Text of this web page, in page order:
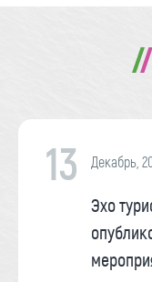
13 Декабрь,
Эхо